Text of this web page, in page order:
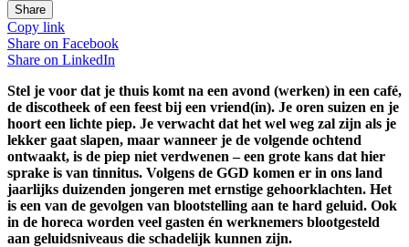
Share
Copy link
Share on Facebook
Share on LinkedIn
Stel je voor dat je thuis komt na een avond (werken) in een café,
de discotheek of een feest bij een vriend(in). Je oren suizen en je
hoort een lichte piep. Je verwacht dat het wel weg zal zijn als je
lekker gaat slapen, maar wanneer je de volgende ochtend
ontwaakt, is de piep niet verdwenen – een grote kans dat hier
sprake is van tinnitus. Volgens de GGD komen er in ons land
jaarlijks duizenden jongeren met ernstige gehoorklachten. Het
is een van de gevolgen van blootstelling aan te hard geluid. Ook
in de horeca worden veel gasten én werknemers blootgesteld
aan geluidsniveaus die schadelijk kunnen zijn.